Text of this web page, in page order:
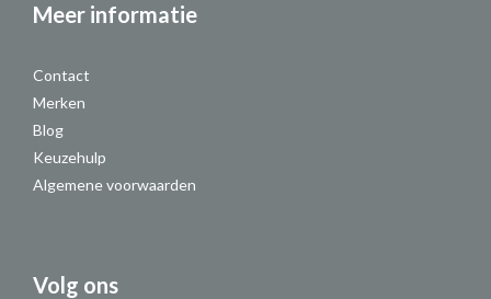
Meer informatie
Contact
Merken
Blog
Keuzehulp
Algemene voorwaarden
Volg ons